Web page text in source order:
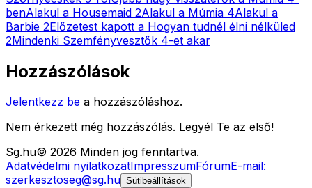
benAlakul a Housemaid 2Alakul a Múmia 4Alakul a
Barbie 2Előzetest kapott a Hogyan tudnél élni nélküled
2Mindenki Szemfényvesztők 4-et akar
Hozzászólások
Jelentkezz be a hozzászóláshoz.
Nem érkezett még hozzászólás. Legyél Te az első!
Sg.hu© 2026 Minden jog fenntartva.
Adatvédelmi nyilatkozatImpresszumFórumE-mail:
szerkesztoseg@sg.hu Sütibeállítások